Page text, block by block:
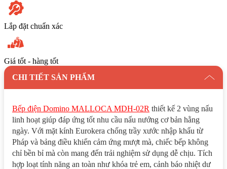
Lắp đặt chuẩn xác
Giá tốt - hàng tốt
CHI TIẾT SẢN PHẨM
Bếp điện Domino MALLOCA MDH-02R thiết kế 2 vùng nấu
linh hoạt giúp đáp ứng tốt nhu cầu nấu nướng cơ bản hằng
ngày. Với mặt kính Eurokera chống trầy xước nhập khẩu từ
Pháp và bảng điều khiển cảm ứng mượt mà, chiếc bếp không
chỉ bền bỉ mà còn mang đến trải nghiệm sử dụng dễ chịu. Tích
hợp loạt tính năng an toàn như khóa trẻ em, cảnh báo nhiệt dư